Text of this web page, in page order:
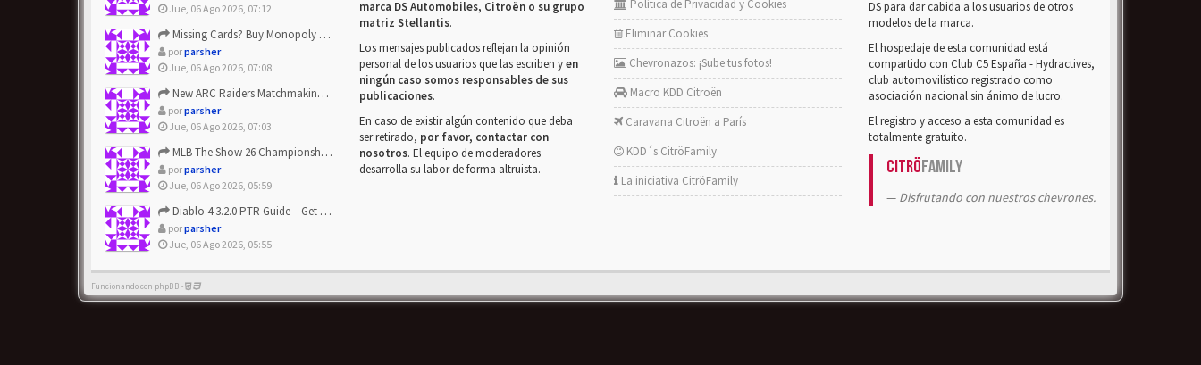
Jue, 06 Ago 2026, 07:12
Missing Cards? Buy Monopoly Go Happy Harvest with Looney Tun...
porparsher
Jue, 06 Ago 2026, 07:08
New ARC Raiders Matchmaking Update: Stop Failed - Grab Bluep...
porparsher
Jue, 06 Ago 2026, 07:03
MLB The Show 26 Championship Series Update! Get Cheap & ...
porparsher
Jue, 06 Ago 2026, 05:59
Diablo 4 3.2.0 PTR Guide – Get 8% Off Items Quickly to Test ...
porparsher
Jue, 06 Ago 2026, 05:55
marca DS Automobiles, Citroën o su grupo
matriz Stellantis.
Los mensajes publicados reflejan la opinión
personal de los usuarios que las escriben yen
ningún caso somos responsables de sus
publicaciones.
En caso de existir algún contenido que deba
ser retirado, por favor, contactar con
nosotros. El equipo de moderadores
desarrolla su labor de forma altruista.
Política de Privacidad y Cookies
Eliminar Cookies
Chevronazos: ¡Sube tus fotos!
Macro KDD Citroën
Caravana Citroën a París
KDD´s CitröFamily
La iniciativa CitröFamily
DS para dar cabida a los usuarios de otros
modelos de la marca.
El hospedaje de esta comunidad está
compartido con Club C5 España - Hydractives,
club automovilístico registrado como
asociación nacional sin ánimo de lucro.
El registro y acceso a esta comunidad es
totalmente gratuito.
CitröFamily
Disfrutando con nuestros chevrones.
Funcionando con phpBB -